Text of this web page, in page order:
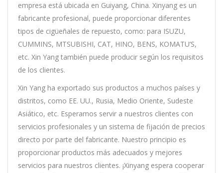
empresa está ubicada en Guiyang, China. Xinyang es un
fabricante profesional, puede proporcionar diferentes
tipos de cigüeñales de repuesto, como: para ISUZU,
CUMMINS, MTSUBISHI, CAT, HINO, BENS, KOMATU’S,
etc. Xin Yang también puede producir según los requisitos
de los clientes.
Xin Yang ha exportado sus productos a muchos países y
distritos, como EE. UU., Rusia, Medio Oriente, Sudeste
Asiático, etc. Esperamos servir a nuestros clientes con
servicios profesionales y un sistema de fijación de precios
directo por parte del fabricante. Nuestro principio es
proporcionar productos más adecuados y mejores
servicios para nuestros clientes. ¡Xinyang espera cooperar